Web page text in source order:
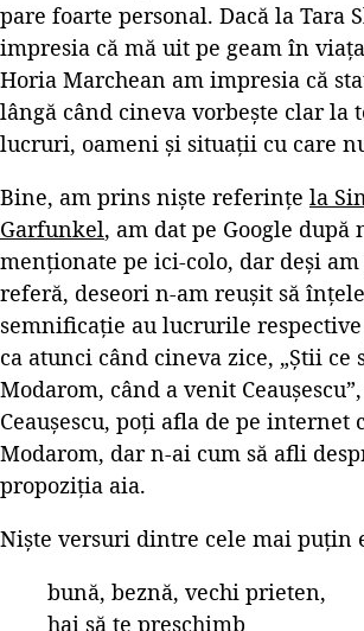
pare foarte personal. Dacă la Tara
impresia că mă uit pe geam în
Horia Marchean am impresia că
lângă când cineva vorbește clar la
lucruri, oameni și situații cu care
Bine, am prins niște referințe la
Garfunkel, am dat pe Google după
menționate pe ici-colo, dar deși
referă, deseori n-am reușit să
semnificație au lucrurile
ca atunci când cineva zice, „Știi ce
Modarom, când a venit
Ceaușescu, poți afla de pe internet
Modarom, dar n-ai cum să afli
propoziția aia.
Niște versuri dintre cele mai puțin
bună, beznă, vechi prieten,
hai să te preschimb